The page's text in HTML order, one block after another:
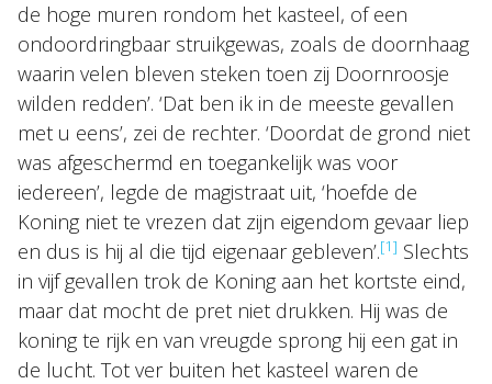
de hoge muren rondom het kasteel, of een
ondoordringbaar struikgewas, zoals de doornhaag
waarin velen bleven steken toen zij Doornroosje
wilden redden’. ‘Dat ben ik in de meeste gevallen
met u eens’, zei de rechter. ‘Doordat de grond niet
was afgeschermd en toegankelijk was voor
iedereen’, legde de magistraat uit, ‘hoefde de
Koning niet te vrezen dat zijn eigendom gevaar liep
en dus is hij al die tijd eigenaar gebleven’.[1] Slechts
in vijf gevallen trok de Koning aan het kortste eind,
maar dat mocht de pret niet drukken. Hij was de
koning te rijk en van vreugde sprong hij een gat in
de lucht. Tot ver buiten het kasteel waren de